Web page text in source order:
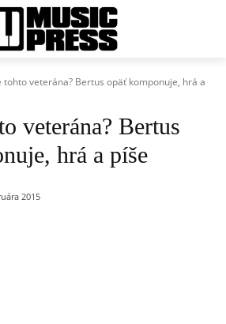
tohto veterána? Bertus opäť komponuje, hrá a
veterána? Bertus
hrá a píše
2015